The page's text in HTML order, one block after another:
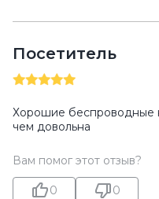
Посетитель
Хорошие беспроводные
чем довольна
Вам помог этот отзыв?
0 0